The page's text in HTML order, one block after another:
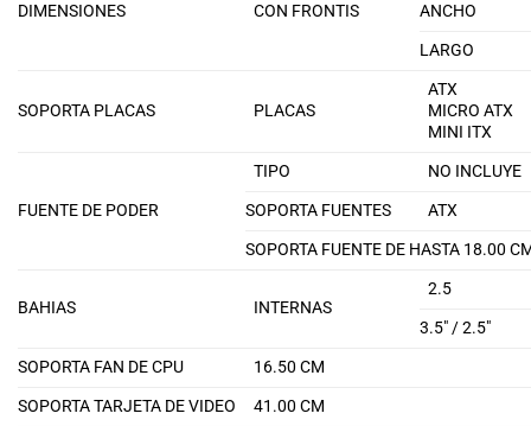
DIMENSIONES CON FRONTIS
ANCHO
LARGO
SOPORTA PLACAS PLACAS
ATX
MICRO ATX
MINI ITX
FUENTE DE PODER
TIPO
NO INCLUYE
SOPORTA FUENTES
ATX
SOPORTA FUENTE DE HASTA 18.00
BAHIAS INTERNAS
2.5
3.5″ / 2.5″
SOPORTA FAN DE CPU
16.50 CM
SOPORTA TARJETA DE VIDEO
41.00 CM